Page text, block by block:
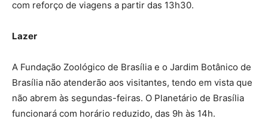
com reforço de viagens a partir das 13h30.
Lazer
A Fundação Zoológico de Brasília e o Jardim Botânico de
Brasília não atenderão aos visitantes, tendo em vista que
não abrem às segundas-feiras. O Planetário de Brasília
funcionará com horário reduzido, das 9h às 14h.